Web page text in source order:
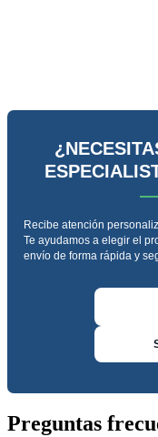
Recibe atención
Te ayudamos a elegir el
envío de forma rápida y
Preguntas